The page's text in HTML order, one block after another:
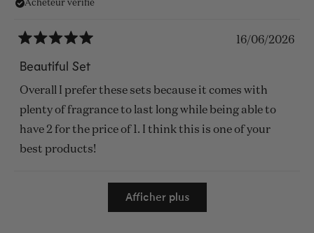
customer service and beautiful perfumes
sur
avis
Acheteur vérifié
5
sur
5
étoiles
16/06/2026
Beautiful Set
Overall I prefer these sets because it comes with
plenty of fragrance to last long while being able to
have 2 for the price of 1. I think this is one of your
best products!
Chargement...
Afficher plus